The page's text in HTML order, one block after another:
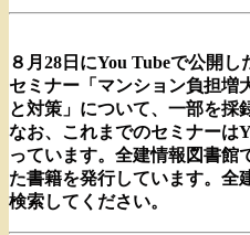
８月28日にYou Tubeで公開
セミナー「マンション負担増
と対策」について、一部を採
なお、これまでのセミナーは
っています。全建情報図書館
た書籍を発行しています。全
検索してください。